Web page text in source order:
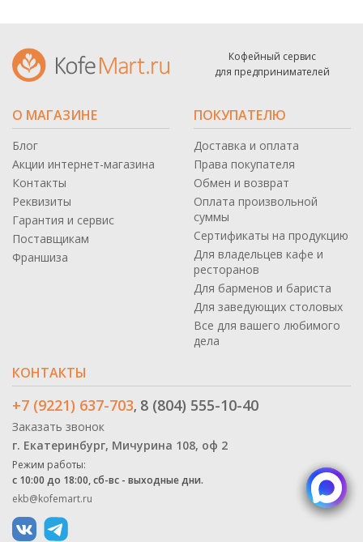
Кофейный сервис
для предпринимателей
О МАГАЗИНЕ
Блог
Акции интернет-магазина
Контакты
Реквизиты
Гарантия и сервис
Поставщикам
Франшиза
ПОКУПАТЕЛЮ
Доставка и оплата
Права покупателя
Обмен и возврат
Оплата произвольной
суммы
Сертификаты на продукцию
Для владельцев кафе и
ресторанов
Для барменов и бариста
Для заведующих столовых
Все для вашего любимого
дела
КОНТАКТЫ
+7 (9221) 637-703, 8 (804) 555-10-40
Заказать звонок
г. Екатеринбург, Мичурина 108, оф 2
Режим работы:
с 10:00 до 18:00, сб-вс - выходные дни.
ekb@kofemart.ru